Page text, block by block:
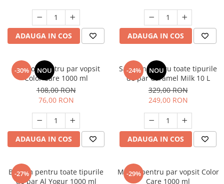
ADAUGA IN COS ADAUGA IN COS
-30% NOU
Sampon pentru par vopsit
Color Care 1000 ml
108,00 RON
76,00 RON
ADAUGA IN COS
-24% NOU
Sampon pentru toate tipurile
de par Caramel Milk 10 L
329,00 RON
249,00 RON
ADAUGA IN COS
-27%
Balsam pentru toate tipurile
de par Al Yogur 1000 ml
-29%
Masca pentru par vopsit Color
Care 1000 ml